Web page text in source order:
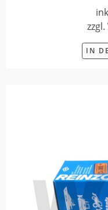
IN